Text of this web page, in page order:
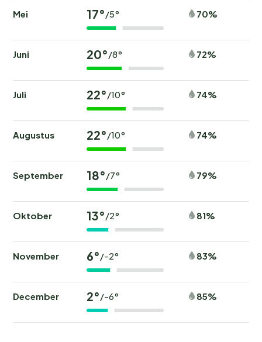
Mei 17°/5° 70%
Juni 20°/8° 72%
Juli 22°/10° 74%
Augustus 22°/10° 74%
September 18°/7° 79%
Oktober 13°/2° 81%
November 6°/-2° 83%
December 2°/-6° 85%